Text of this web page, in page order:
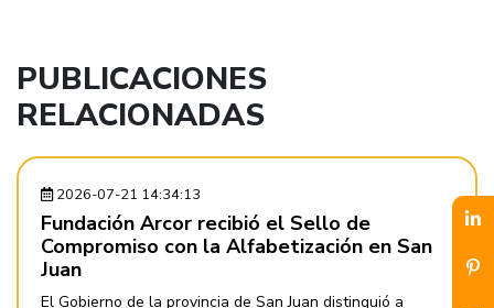
PUBLICACIONES
RELACIONADAS
2026-07-21 14:34:13
Fundación Arcor recibió el Sello de
Compromiso con la Alfabetización en San
Juan
El Gobierno de la provincia de San Juan distinguió a